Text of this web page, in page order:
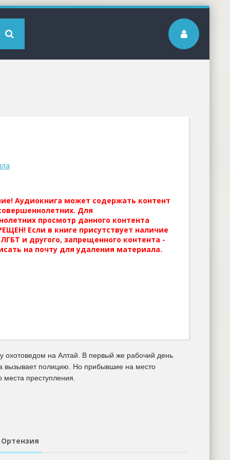
Аудиокнига может содержать контент
Для
просмотр данного контента
Если в книге присутствует наличие
и другого, запрещенного контента -
на почту для удаления материала.
охотоведом на Алтай. В первый же рабочий день
вызывает полицию. Но прибывшие на место
преступления.